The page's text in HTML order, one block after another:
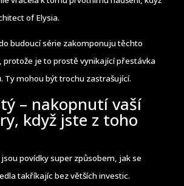
of Elysia.
budoucí série zakomponuju těchto
protože je to prostě vynikající přestávka
Ty mohou být trochu zastrašující.
– nakopnutí vaší
když jste z toho
povídky super způsobem, jak se
takříkajíc bez větších investic.